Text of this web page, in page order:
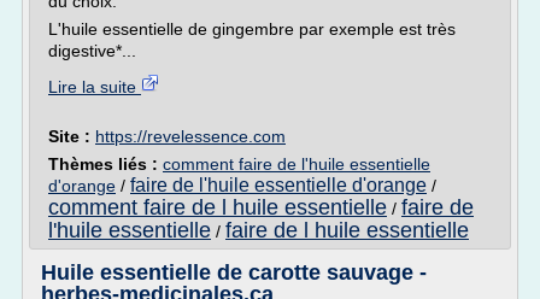
L'huile essentielle de gingembre par exemple est très
digestive*...
Lire la suite
Site : https://revelessence.com
Thèmes liés : comment faire de l'huile essentielle
d'orange / faire de l'huile essentielle d'orange /
comment faire de l huile essentielle / faire de
l'huile essentielle / faire de l huile essentielle
Huile essentielle de carotte sauvage -
herbes-medicinales.ca